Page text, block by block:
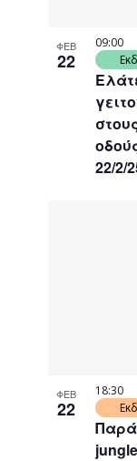
ΦΕΒ
22
22/2/
09:00
ΦΕΒ
22
18:30